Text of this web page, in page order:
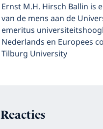
Ernst M.H. Hirsch Ballin
van de mens aan de
emeritus
Nederlands en Europees
Tilburg University
Reacties